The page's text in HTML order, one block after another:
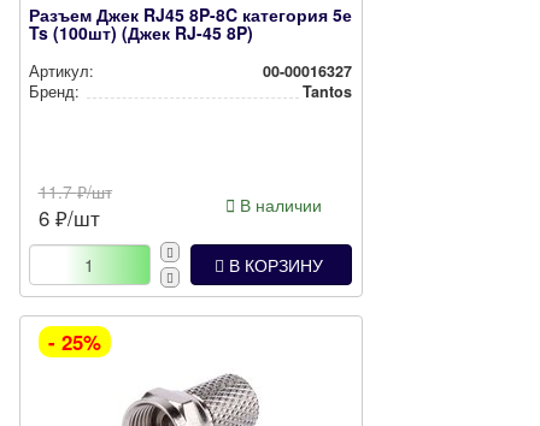
Разъем Джек RJ45 8P-8C категория 5е
Ts (100шт) (Джек RJ-45 8P)
Артикул:
00-00016327
Бренд:
Tantos
11.7₽/шт
6 ₽/шт В наличии
В КОРЗИНУ
- 25%